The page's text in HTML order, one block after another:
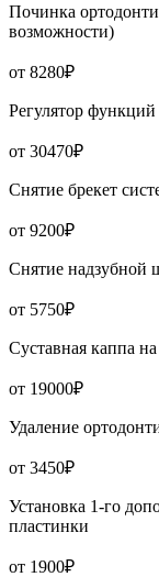
Починка
возможности)
от 8280₽
Регулятор
от 30470₽
Снятие брекет
от 9200₽
Снятие надзубной
от 5750₽
Суставная каппа
от 19000₽
Удаление
от 3450₽
Установка 1-го
пластинки
от 1900₽